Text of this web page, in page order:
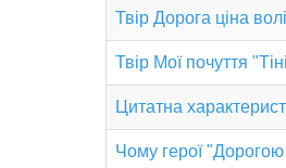
Твір Дорога ціна
Твір Мої почуття
Цитатна
Чому герої